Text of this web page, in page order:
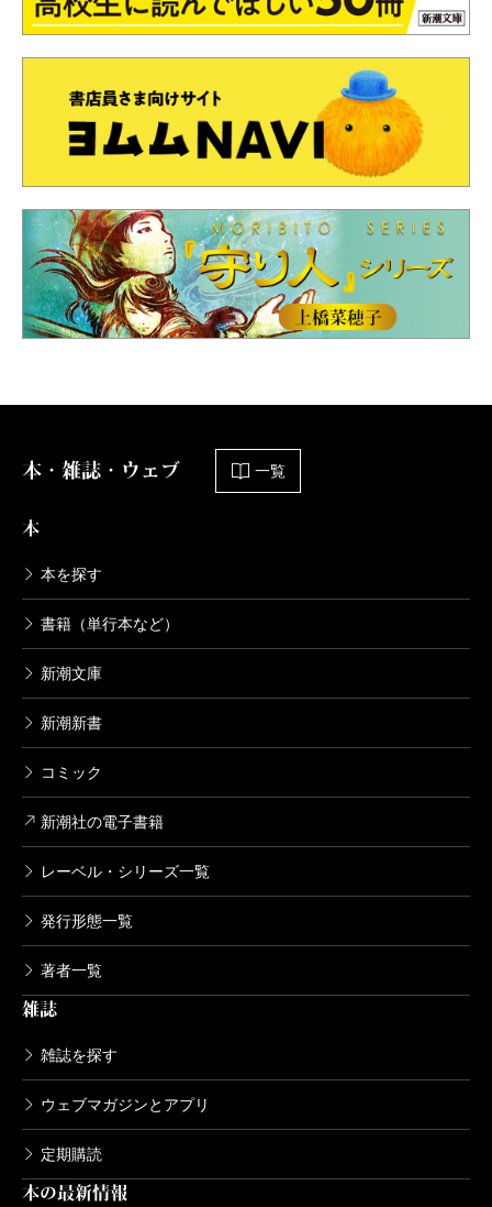
本・雑誌・ウェブ 一覧
本
本を探す
書籍（単行本など）
新潮文庫
新潮新書
コミック
新潮社の電子書籍
レーベル・シリーズ一覧
発行形態一覧
著者一覧
雑誌
雑誌を探す
ウェブマガジンとアプリ
定期購読
本の最新情報